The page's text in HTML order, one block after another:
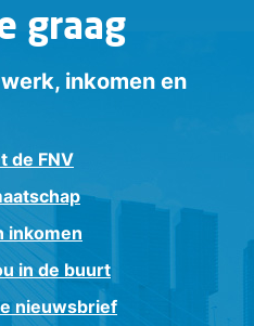
graag
inkomen en
de FNV
inkomen
in de buurt
nieuwsbrief